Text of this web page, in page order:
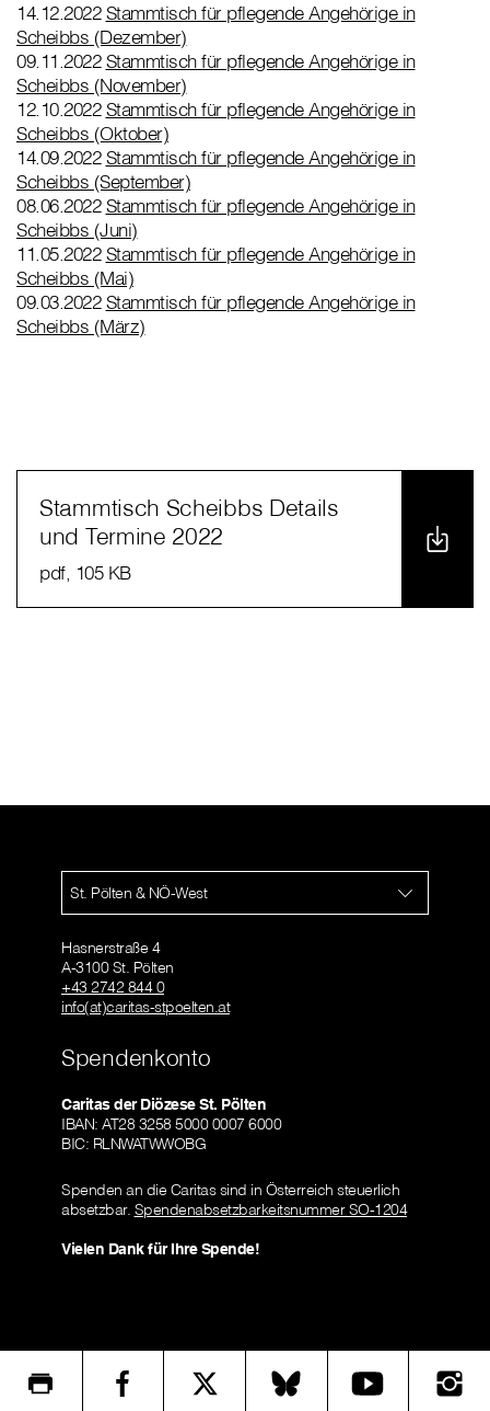
14.12.2022 Stammtisch für pflegende Angehörige in
Scheibbs (Dezember)
09.11.2022 Stammtisch für pflegende Angehörige in
Scheibbs (November)
12.10.2022 Stammtisch für pflegende Angehörige in
Scheibbs (Oktober)
14.09.2022 Stammtisch für pflegende Angehörige in
Scheibbs (September)
08.06.2022 Stammtisch für pflegende Angehörige in
Scheibbs (Juni)
11.05.2022 Stammtisch für pflegende Angehörige in
Scheibbs (Mai)
09.03.2022 Stammtisch für pflegende Angehörige in
Scheibbs (März)
Stammtisch Scheibbs Details
und Termine 2022
pdf, 105 KB
St. Pölten & NÖ-West
Hasnerstraße 4
A-3100 St. Pölten
+43 2742 844 0
info(at)caritas-stpoelten.at
Spendenkonto
Caritas der Diözese St. Pölten
IBAN: AT28 3258 5000 0007 6000
BIC: RLNWATWWOBG
Spenden an die Caritas sind in Österreich steuerlich
absetzbar. Spendenabsetzbarkeitsnummer SO-1204
Vielen Dank für Ihre Spende!